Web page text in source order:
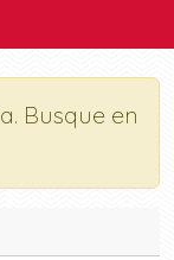
Busque en